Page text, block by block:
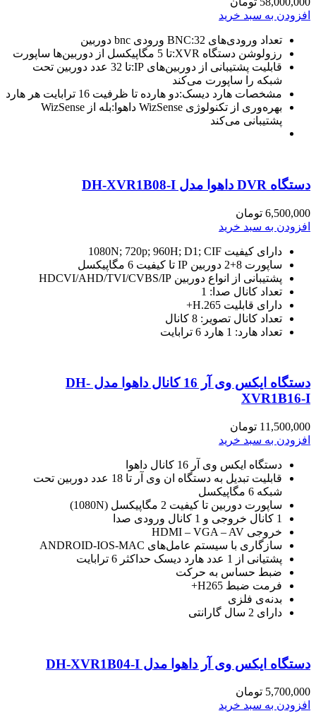
افزودن به سبد خرید
تعداد ورودی‌های BNC:32 ورودی bnc دوربین
رزولوشن دستگاه XVR:تا 5 مگاپیکسل از دوربین‌ها ساپورت
قابلیت پشتیبانی از دوربین‌های IP:تا 32 عدد دوربین تحت
شبکه را ساپورت می‌کند
مشخصات هارد دیسک:دو هارده تا ظرفیت 16 ترابایت هر هارد
بهره‌وری از تکنولوژی WizSense داهوا:بله از WizSense
پشتیبانی می‌کند
دستگاه DVR داهوا مدل DH-XVR1B08-I
6,500,000 تومان
افزودن به سبد خرید
دارای کیفیت 1080N; 720p; 960H; D1; CIF
ساپورت 8+2 دوربین IP تا کیفیت 6 مگاپیکسل
پشتیبانی از انواع دوربین HDCVI/AHD/TVI/CVBS/IP
تعداد کانال صدا: 1
دارای قابلیت H.265+
تعداد کانال تصویر: 8 کانال
تعداد هارد: 1 هارد 6 ترابایت
دستگاه ایکس وی آر 16 کانال داهوا مدل DH-
XVR1B16-I
11,500,000 تومان
افزودن به سبد خرید
دستگاه ایکس وی آر 16 کانال داهوا
قابلیت تبدیل به دستگاه ان وی آر تا 18 عدد دوربین تحت
شبکه 6 مگاپیکسل
ساپورت دوربین تا کیفیت 2 مگاپیکسل (1080N)
1 کانال خروجی و 1 کانال ورودی صدا
خروجی HDMI – VGA – AV
سازگاری با سیستم عامل‌های ANDROID-IOS-MAC
پشتیانی از 1 عدد هارد دیسک حداکثر 6 ترابایت
ضبط حساس به حرکت
فرمت ضبط H265+
بدنه‌ی فلزی
دارای 2 سال گارانتی
دستگاه ایکس وی آر داهوا مدل DH-XVR1B04-I
5,700,000 تومان
افزودن به سبد خرید